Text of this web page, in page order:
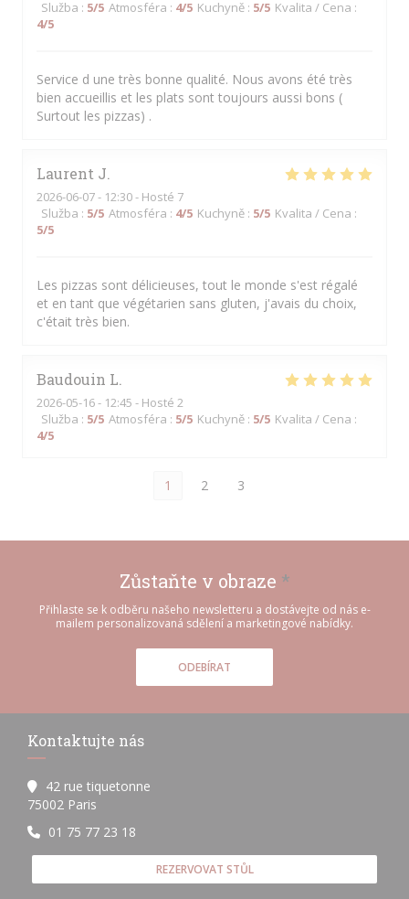
Služba : 5/5 Atmosféra : 4/5 Kuchyně : 5/5 Kvalita / Cena :
4/5
Service d une très bonne qualité. Nous avons été très
bien accueillis et les plats sont toujours aussi bons (
Surtout les pizzas) .
Laurent J
2026-06-07- 12:30 - Hosté 7
Služba : 5/5 Atmosféra : 4/5 Kuchyně : 5/5 Kvalita / Cena :
5/5
Les pizzas sont délicieuses, tout le monde s'est régalé
et en tant que végétarien sans gluten, j'avais du choix,
c'était très bien.
Baudouin L
2026-05-16- 12:45 - Hosté 2
Služba : 5/5 Atmosféra : 5/5 Kuchyně : 5/5 Kvalita / Cena :
4/5
1 2 3
Zůstaňte v obraze *
Přihlaste se k odběru našeho newsletteru a dostávejte od nás e-
mailem personalizovaná sdělení a marketingové nabídky.
ODEBÍRAT
Kontaktujte nás
42 rue tiquetonne
75002 Paris
01 75 77 23 18
REZERVOVAT STŮL